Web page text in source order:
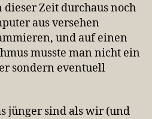
dieser Zeit durchaus noch
aus versehen
und auf einen
musste man nicht ein
sondern eventuell
jünger sind als wir (und